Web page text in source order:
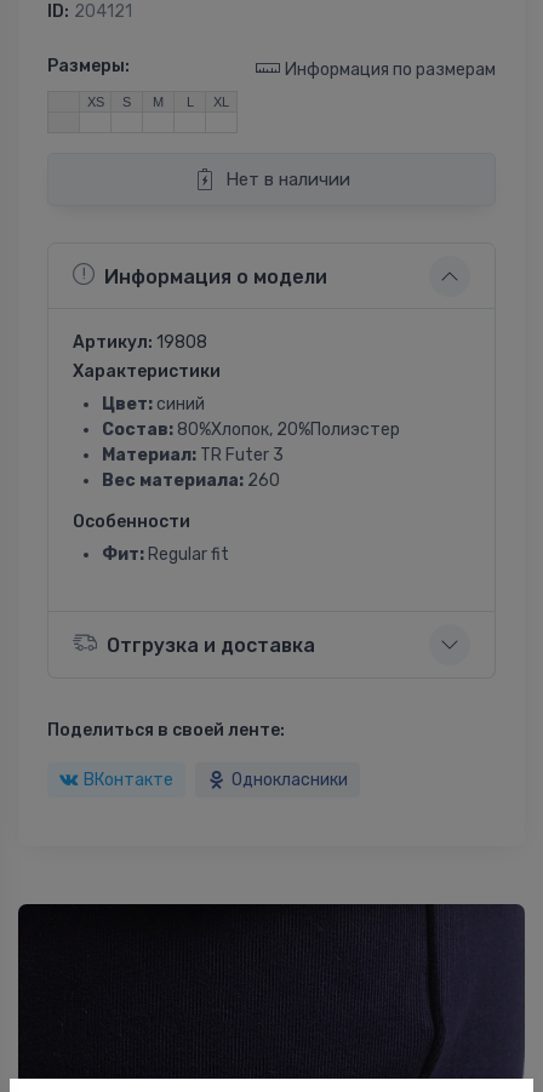
ID: 204121
Размеры: Информация по размерам
XS S M L XL
Нет в наличии
Информация о модели
Артикул: 19808
Характеристики
Цвет: синий
Состав: 80%Хлопок, 20%Полиэстер
Материал: TR Futer 3
Вес материала: 260
Особенности
Фит: Regular fit
Отгрузка и доставка
Поделиться в своей ленте:
ВКонтакте Однокласники